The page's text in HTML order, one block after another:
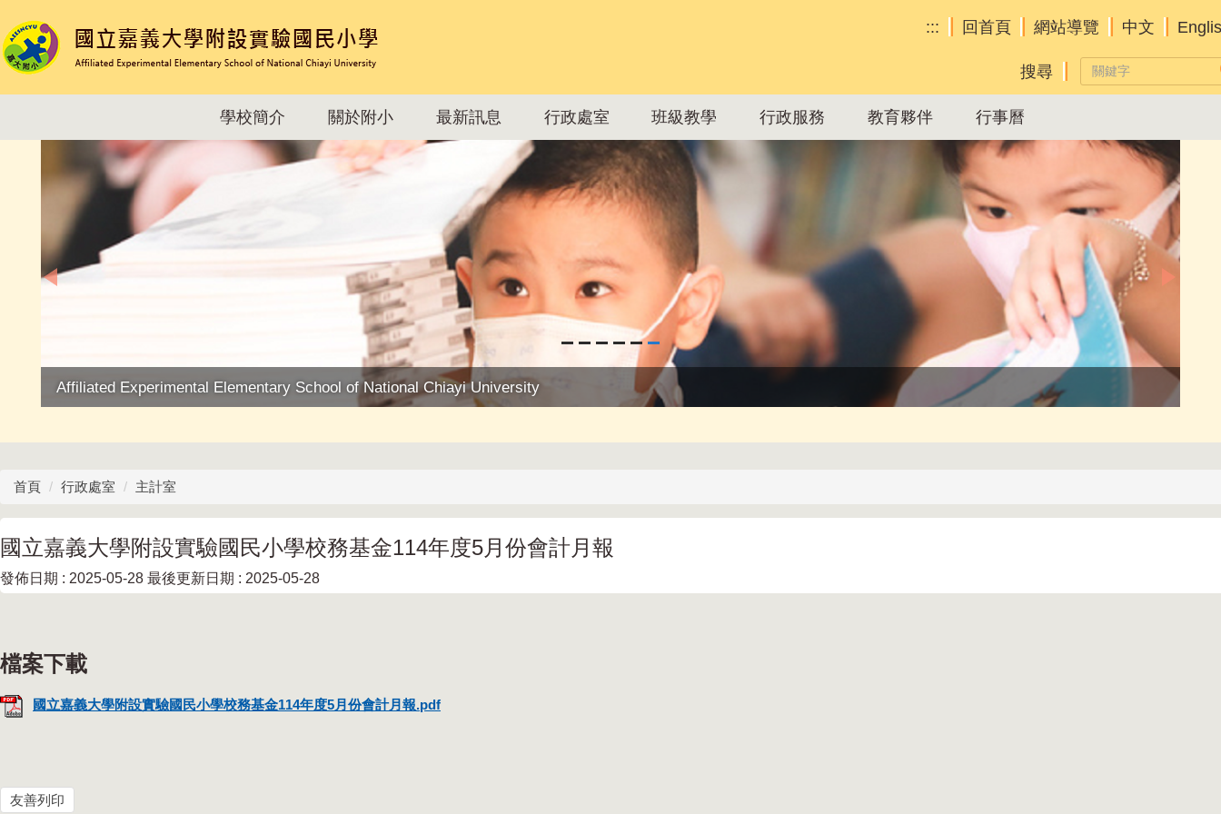
到
主
要
內
學校簡介 關於附小 最新訊息 行政處室 班級教學 行政服務 教育夥伴 行事曆
::: 回首頁 網站導覽 中文
Affiliated Experimental Elementary School of National Chiayi University
首頁 行政處室 主計室
國立嘉義大學附設實驗國民小學校務基金114年度5月份會計月報
發佈日期 : 2025-05-28 最後更新日期 : 2025-05-28
國立嘉義大學附設實驗國民小學校務基金114年度5月份會計月報.pdf
友善列印